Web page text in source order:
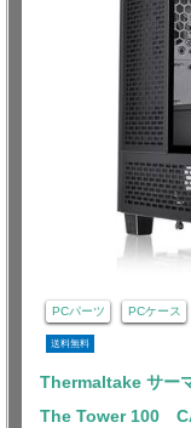
PCパーツ PCケース
送料無料
Thermaltake サー
The Tower 100